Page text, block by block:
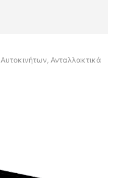
Ανταλλακτικά